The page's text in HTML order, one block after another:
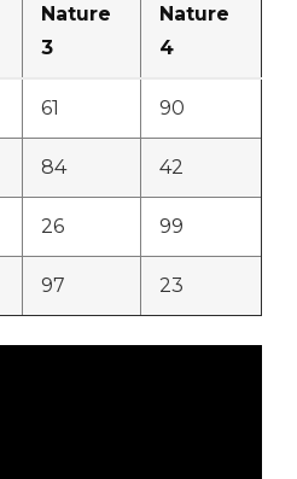
Nature
3
Nature
4
61 90
84 42
26 99
97 23